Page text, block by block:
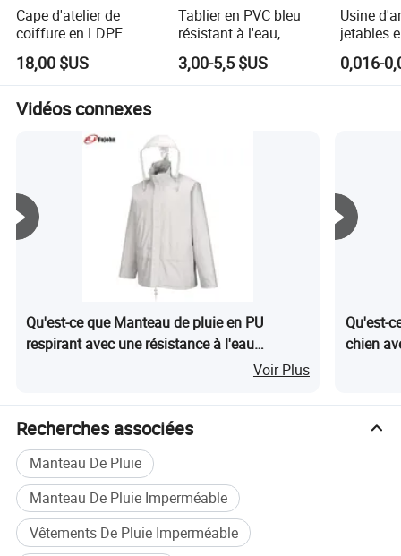
amitié profonde.
Je vous souhaite une vie formidable dans le monde
magnifique. Hantex sera toujours avec vous
Cape d'atelier de
coiffure en LDPE
jetable, imperméable et
de haute qualité
18,00 $US
Tablier en PVC bleu
résistant à l'eau,
personnalisé en usine
en Chine, de haute
qualité, résistant à
3,00-5,5 $US
Usine
jetables
usage
cuisine
0,016-
Vidéos connexes
Qu'est-ce que Manteau de pluie en PU
respirant avec une résistance à l'eau
Voir Plus
Qu'est-
chien
Recherches associées
Manteau De Pluie
Manteau De Pluie Imperméable
Vêtements De Pluie Imperméable